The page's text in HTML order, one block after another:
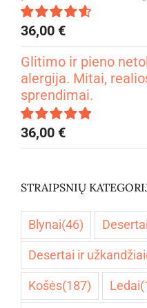
Įvertinimas:
4.67iš 5
36,00 €
Glitimo ir pieno
alergija. Mitai,
sprendimai.
Įvertinimas:
5.00iš 5
36,00 €
STRAIPSNIŲ
Blynai(46) Desertai
Desertai ir užkandžiai
Košės(187) Ledai